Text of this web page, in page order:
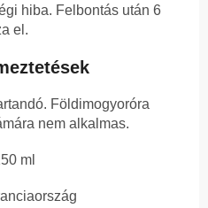
hiba. Felbontás után 6
el.
Földimogyoróra
nem alkalmas.
ml